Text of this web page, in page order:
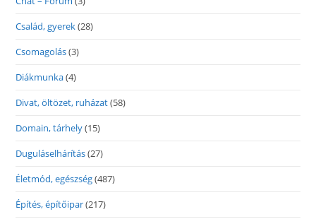
Család, gyerek(28)
Csomagolás(3)
Diákmunka(4)
Divat, öltözet, ruházat(58)
Domain, tárhely(15)
Duguláselhárítás(27)
Életmód, egészség(487)
Építés, építőipar(217)